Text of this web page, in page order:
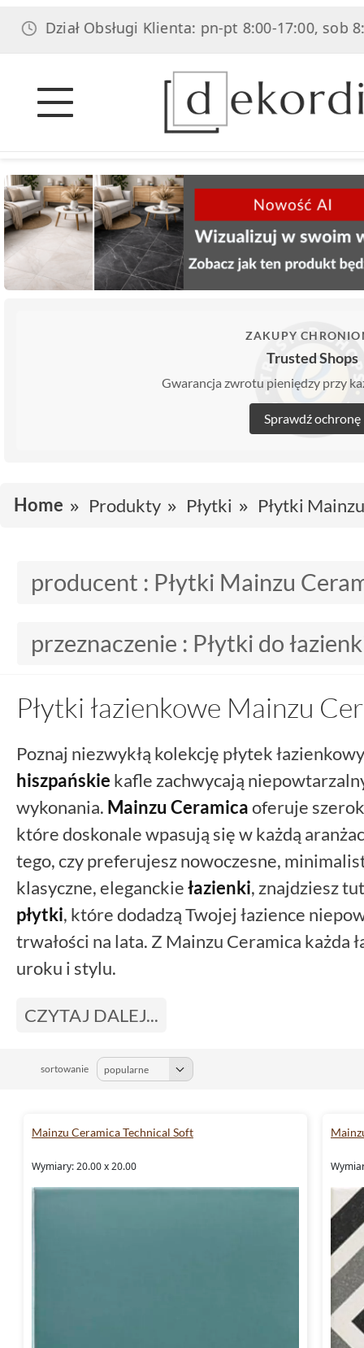
Obsługi Klienta: pn-pt 8:00-17:00, sob 8:00-14:00
ZAKUPY
Trusted Shops
Gwarancja zwrotu pieniędzy przy
Sprawdź ochronę
Home Produkty Płytki Płytki
producent : Płytki Mainzu
przeznaczenie : Płytki do
Płytki łazienkowe Mainzu
Poznaj niezwykłą kolekcję płytek
hiszpańskie kafle zachwycają
wykonania. Mainzu Ceramicaoferuje
które doskonale wpasują się w każdą
tego, czy preferujesz nowoczesne,
klasyczne, eleganckiełazienki, znajdziesz
płytki, które dodadzą Twojej łazience
trwałości na lata. Z Mainzu Ceramica każda
uroku i stylu.
CZYTAJ DALEJ...
sortowanie
Mainzu Ceramica Technical Soft
Wymiary: 20.00 x 20.00